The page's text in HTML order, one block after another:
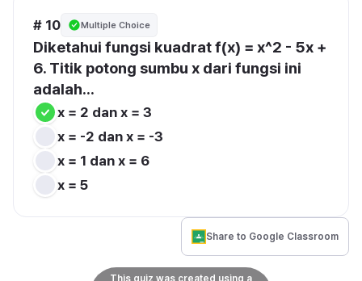
# 10 Multiple Choice
Diketahui fungsi kuadrat f(x) = x^2 - 5x +
6. Titik potong sumbu x dari fungsi ini
adalah...
x = 2 dan x = 3
x = -2 dan x = -3
x = 1 dan x = 6
x = 5
Share to Google Classroom
This quiz was created using a